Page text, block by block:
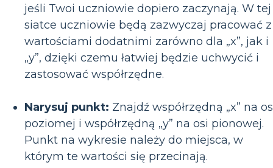
jeśli Twoi uczniowie dopiero zaczynają. W tej
siatce uczniowie będą zazwyczaj pracować z
wartościami dodatnimi zarówno dla „x”, jak i
„y”, dzięki czemu łatwiej będzie uchwycić i
zastosować współrzędne.
Narysuj punkt: Znajdź współrzędną „x” na
poziomej i współrzędną „y” na osi pionowej.
Punkt na wykresie należy do miejsca, w
którym te wartości się przecinają.